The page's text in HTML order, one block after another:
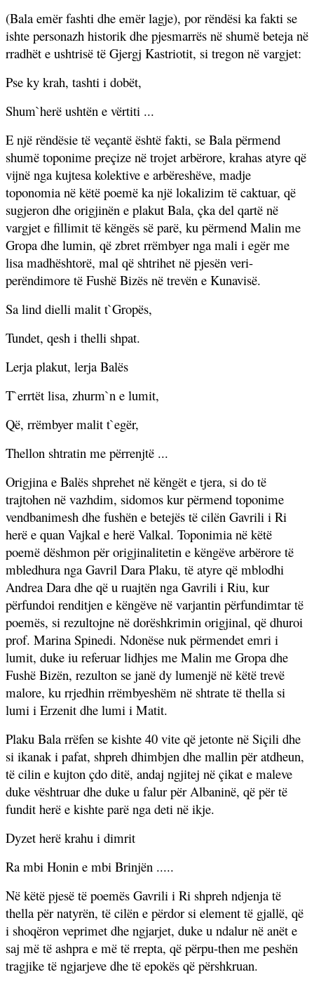
(Bala emër fashti dhe emër lagje), por rëndësi ka fakti se
ishte personazh historik dhe pjesmarrës në shumë beteja në
rradhët e ushtrisë të Gjergj Kastriotit, si tregon në vargjet:
Pse ky krah, tashti i dobët,
Shum`herë ushtën e vërtiti ...
E një rëndësie të veçantë është fakti, se Bala përmend
shumë toponime preçize në trojet arbërore, krahas atyre që
vijnë nga kujtesa kolektive e arbëreshëve, madje
toponomia në këtë poemë ka një lokalizim të caktuar, që
sugjeron dhe origjinën e plakut Bala, çka del qartë në
vargjet e fillimit të këngës së parë, ku përmend Malin me
Gropa dhe lumin, që zbret rrëmbyer nga mali i egër me
lisa madhështorë, mal që shtrihet në pjesën veri-
perëndimore të Fushë Bizës në trevën e Kunavisë.
Sa lind dielli malit t`Gropës,
Tundet, qesh i thelli shpat.
Lerja plakut, lerja Balës
T`errtët lisa, zhurm`n e lumit,
Që, rrëmbyer malit t`egër,
Thellon shtratin me përrenjtë ...
Origjina e Balës shprehet në këngët e tjera, si do të
trajtohen në vazhdim, sidomos kur përmend toponime
vendbanimesh dhe fushën e betejës të cilën Gavrili i Ri
herë e quan Vajkal e herë Valkal. Toponimia në këtë
poemë dëshmon për origjinalitetin e këngëve arbërore të
mbledhura nga Gavril Dara Plaku, të atyre që mblodhi
Andrea Dara dhe që u ruajtën nga Gavrili i Riu, kur
përfundoi renditjen e këngëve në varjantin përfundimtar të
poemës, si rezultojne në dorëshkrimin origjinal, që dhuroi
prof. Marina Spinedi. Ndonëse nuk përmendet emri i
lumit, duke iu referuar lidhjes me Malin me Gropa dhe
Fushë Bizën, rezulton se janë dy lumenjë në këtë trevë
malore, ku rrjedhin rrëmbyeshëm në shtrate të thella si
lumi i Erzenit dhe lumi i Matit.
Plaku Bala rrëfen se kishte 40 vite që jetonte në Siçili dhe
si ikanak i pafat, shpreh dhimbjen dhe mallin për atdheun,
të cilin e kujton çdo ditë, andaj ngjitej në çikat e maleve
duke vështruar dhe duke u falur për Albaninë, që për të
fundit herë e kishte parë nga deti në ikje.
Dyzet herë krahu i dimrit
Ra mbi Honin e mbi Brinjën .....
Në këtë pjesë të poemës Gavrili i Ri shpreh ndjenja të
thella për natyrën, të cilën e përdor si element të gjallë, që
i shoqëron veprimet dhe ngjarjet, duke u ndalur në anët e
saj më të ashpra e më të rrepta, që përpu-then me peshën
tragjike të ngjarjeve dhe të epokës që përshkruan.